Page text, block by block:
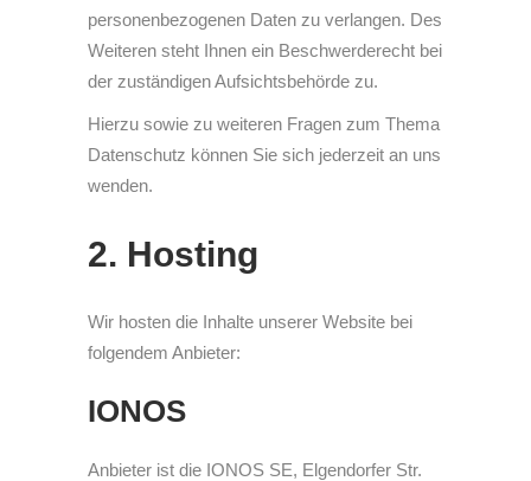
personenbezogenen Daten zu verlangen. Des
Weiteren steht Ihnen ein Beschwerderecht bei
der zuständigen Aufsichtsbehörde zu.
Hierzu sowie zu weiteren Fragen zum Thema
Datenschutz können Sie sich jederzeit an uns
wenden.
2. Hosting
Wir hosten die Inhalte unserer Website bei
folgendem Anbieter:
IONOS
Anbieter ist die IONOS SE, Elgendorfer Str.